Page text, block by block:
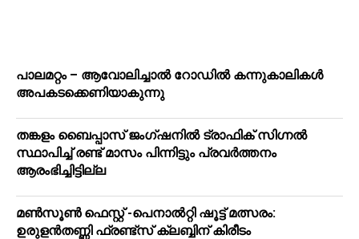
പാലമറ്റം – ആവോലിച്ചാൽ റോഡിൽ കന്നുകാലികൾ
അപകടക്കെണിയാകുന്നു
തങ്കളം ബൈപ്പാസ് ജംഗ്ഷനിൽ ട്രാഫിക് സിഗ്നല്‍
സ്ഥാപിച്ച് രണ്ട് മാസം പിന്നിട്ടും പ്രവർത്തനം
ആരംഭിച്ചിട്ടില്ല
മൺസൂൺ ഫെസ്റ്റ് -പെനാൽറ്റി ഷൂട്ട് മത്സരം:
ഉരുളൻതണ്ണി ഫ്രണ്ട്സ് ക്ലബ്ബിന് കിരീടം